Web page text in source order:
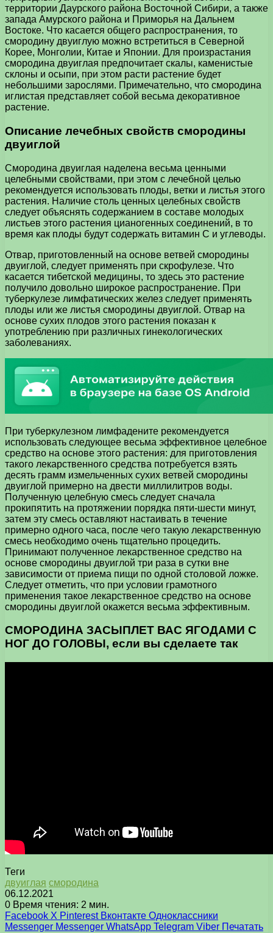
территории Даурского района Восточной Сибири, а также
запада Амурского района и Приморья на Дальнем
Востоке. Что касается общего распространения, то
смородину двуиглую можно встретиться в Северной
Корее, Монголии, Китае и Японии. Для произрастания
смородина двуиглая предпочитает скалы, каменистые
склоны и осыпи, при этом расти растение будет
небольшими зарослями. Примечательно, что смородина
иглистая представляет собой весьма декоративное
растение.
Описание лечебных свойств смородины
двуиглой
Смородина двуиглая наделена весьма ценными
целебными свойствами, при этом с лечебной целью
рекомендуется использовать плоды, ветки и листья этого
растения. Наличие столь ценных целебных свойств
следует объяснять содержанием в составе молодых
листьев этого растения цианогенных соединений, в то
время как плоды будут содержать витамин С и углеводы.
Отвар, приготовленный на основе ветвей смородины
двуиглой, следует применять при скрофулезе. Что
касается тибетской медицины, то здесь это растение
получило довольно широкое распространение. При
туберкулезе лимфатических желез следует применять
плоды или же листья смородины двуиглой. Отвар на
основе сухих плодов этого растения показан к
употреблению при различных гинекологических
заболеваниях.
При туберкулезном лимфадените рекомендуется
использовать следующее весьма эффективное целебное
средство на основе этого растения: для приготовления
такого лекарственного средства потребуется взять
десять грамм измельченных сухих ветвей смородины
двуиглой примерно на двести миллилитров воды.
Полученную целебную смесь следует сначала
прокипятить на протяжении порядка пяти-шести минут,
затем эту смесь оставляют настаивать в течение
примерно одного часа, после чего такую лекарственную
смесь необходимо очень тщательно процедить.
Принимают полученное лекарственное средство на
основе смородины двуиглой три раза в сутки вне
зависимости от приема пищи по одной столовой ложке.
Следует отметить, что при условии грамотного
применения такое лекарственное средство на основе
смородины двуиглой окажется весьма эффективным.
СМОРОДИНА ЗАСЫПЛЕТ ВАС ЯГОДАМИ С
НОГ ДО ГОЛОВЫ, если вы сделаете так
Теги
двуиглая смородина
06.12.2021
0 Время чтения: 2 мин.
Facebook X Pinterest Вконтакте Одноклассники
Messenger Messenger WhatsApp Telegram Viber Печатать